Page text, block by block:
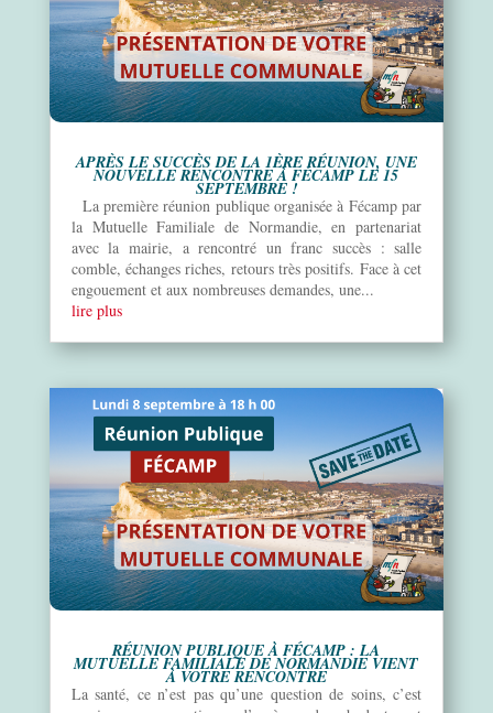
APRÈS LE SUCCÈS DE LA 1ÈRE RÉUNION, UNE
NOUVELLE RENCONTRE À FÉCAMP LE 15
SEPTEMBRE !
La première réunion publique organisée à Fécamp par
la Mutuelle Familiale de Normandie, en partenariat
avec la mairie, a rencontré un franc succès : salle
comble, échanges riches, retours très positifs. Face à cet
engouement et aux nombreuses demandes, une...
lire plus
RÉUNION PUBLIQUE À FÉCAMP : LA
MUTUELLE FAMILIALE DE NORMANDIE VIENT
À VOTRE RENCONTRE
La santé, ce n’est pas qu’une question de soins, c’est